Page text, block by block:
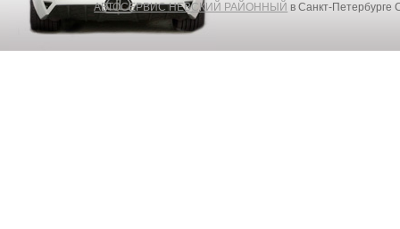
АВТОСЕРВИС НЕВСКИЙ РАЙОННЫЙ в Санкт-Петербурге